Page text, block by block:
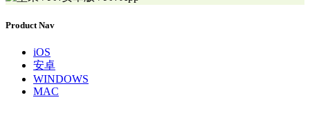
Product Nav
iOS
安卓
WINDOWS
MAC